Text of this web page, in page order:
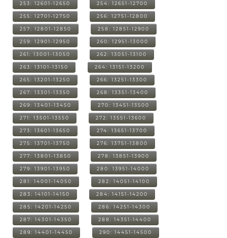
253: 12601-12650 254: 12651-12700
255: 12701-12750 256: 12751-12800
257: 12801-12850 258: 12851-12900
259: 12901-12950 260: 12951-13000
261: 13001-13050 262: 13051-13100
263: 13101-13150 264: 13151-13200
265: 13201-13250 266: 13251-13300
267: 13301-13350 268: 13351-13400
269: 13401-13450 270: 13451-13500
271: 13501-13550 272: 13551-13600
273: 13601-13650 274: 13651-13700
275: 13701-13750 276: 13751-13800
277: 13801-13850 278: 13851-13900
279: 13901-13950 280: 13951-14000
281: 14001-14050 282: 14051-14100
283: 14101-14150 284: 14151-14200
285: 14201-14250 286: 14251-14300
287: 14301-14350 288: 14351-14400
289: 14401-14450 290: 14451-14500